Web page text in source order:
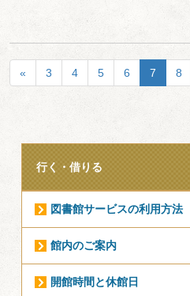
« 3 4 5 6 7 8
行く・借りる
図書館サービスの利用方法
館内のご案内
開館時間と休館日